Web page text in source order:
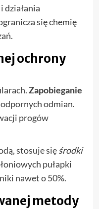
działania
się chemię
ochrony
Zapobieganie
odmian.
progów
stosuje sięśrodki
pułapki
nawet o 50%.
metody